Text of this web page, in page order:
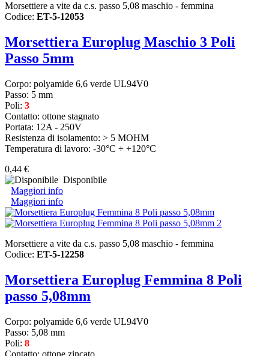
Morsettiere a vite da c.s. passo 5,08 maschio - femmina
Codice: ET-5-12053
Morsettiera Europlug Maschio 3 Poli
Passo 5mm
Corpo: polyamide 6,6 verde UL94V0
Passo: 5 mm
Poli: 3
Contatto: ottone stagnato
Portata: 12A - 250V
Resistenza di isolamento: > 5 MOHM
Temperatura di lavoro: -30°C ÷ +120°C
0,44 €
Disponibile
Maggiori info
Maggiori info
Morsettiere a vite da c.s. passo 5,08 maschio - femmina
Codice: ET-5-12258
Morsettiera Europlug Femmina 8 Poli
passo 5,08mm
Corpo: polyamide 6,6 verde UL94V0
Passo: 5,08 mm
Poli: 8
Contatto: ottone zincato